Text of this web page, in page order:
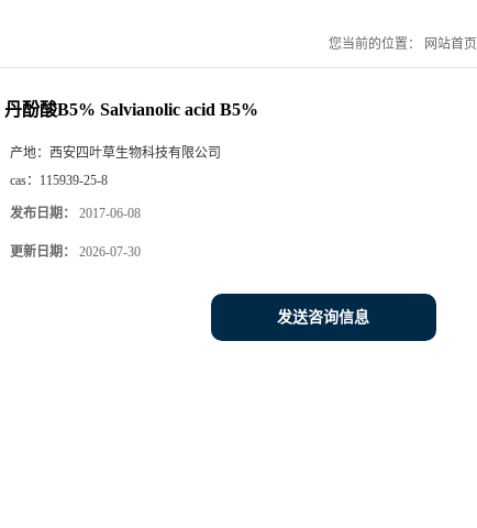
您当前的位置： 网站首页
丹酚酸B5% Salvianolic acid B5%
产地： 西安四叶草生物科技有限公司
cas： 115939-25-8
发布日期： 2017-06-08
更新日期： 2026-07-30
发送咨询信息